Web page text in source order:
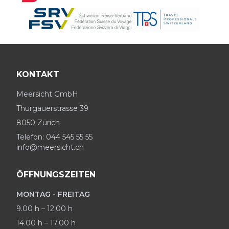
KONTAKT
Meersicht GmbH
Thurgauerstrasse 39
8050 Zürich
Telefon: 044 545 55 55
info@meersicht.ch
ÖFFNUNGSZEITEN
MONTAG - FREITAG
9.00 h – 12.00 h
14.00 h – 17.00 h